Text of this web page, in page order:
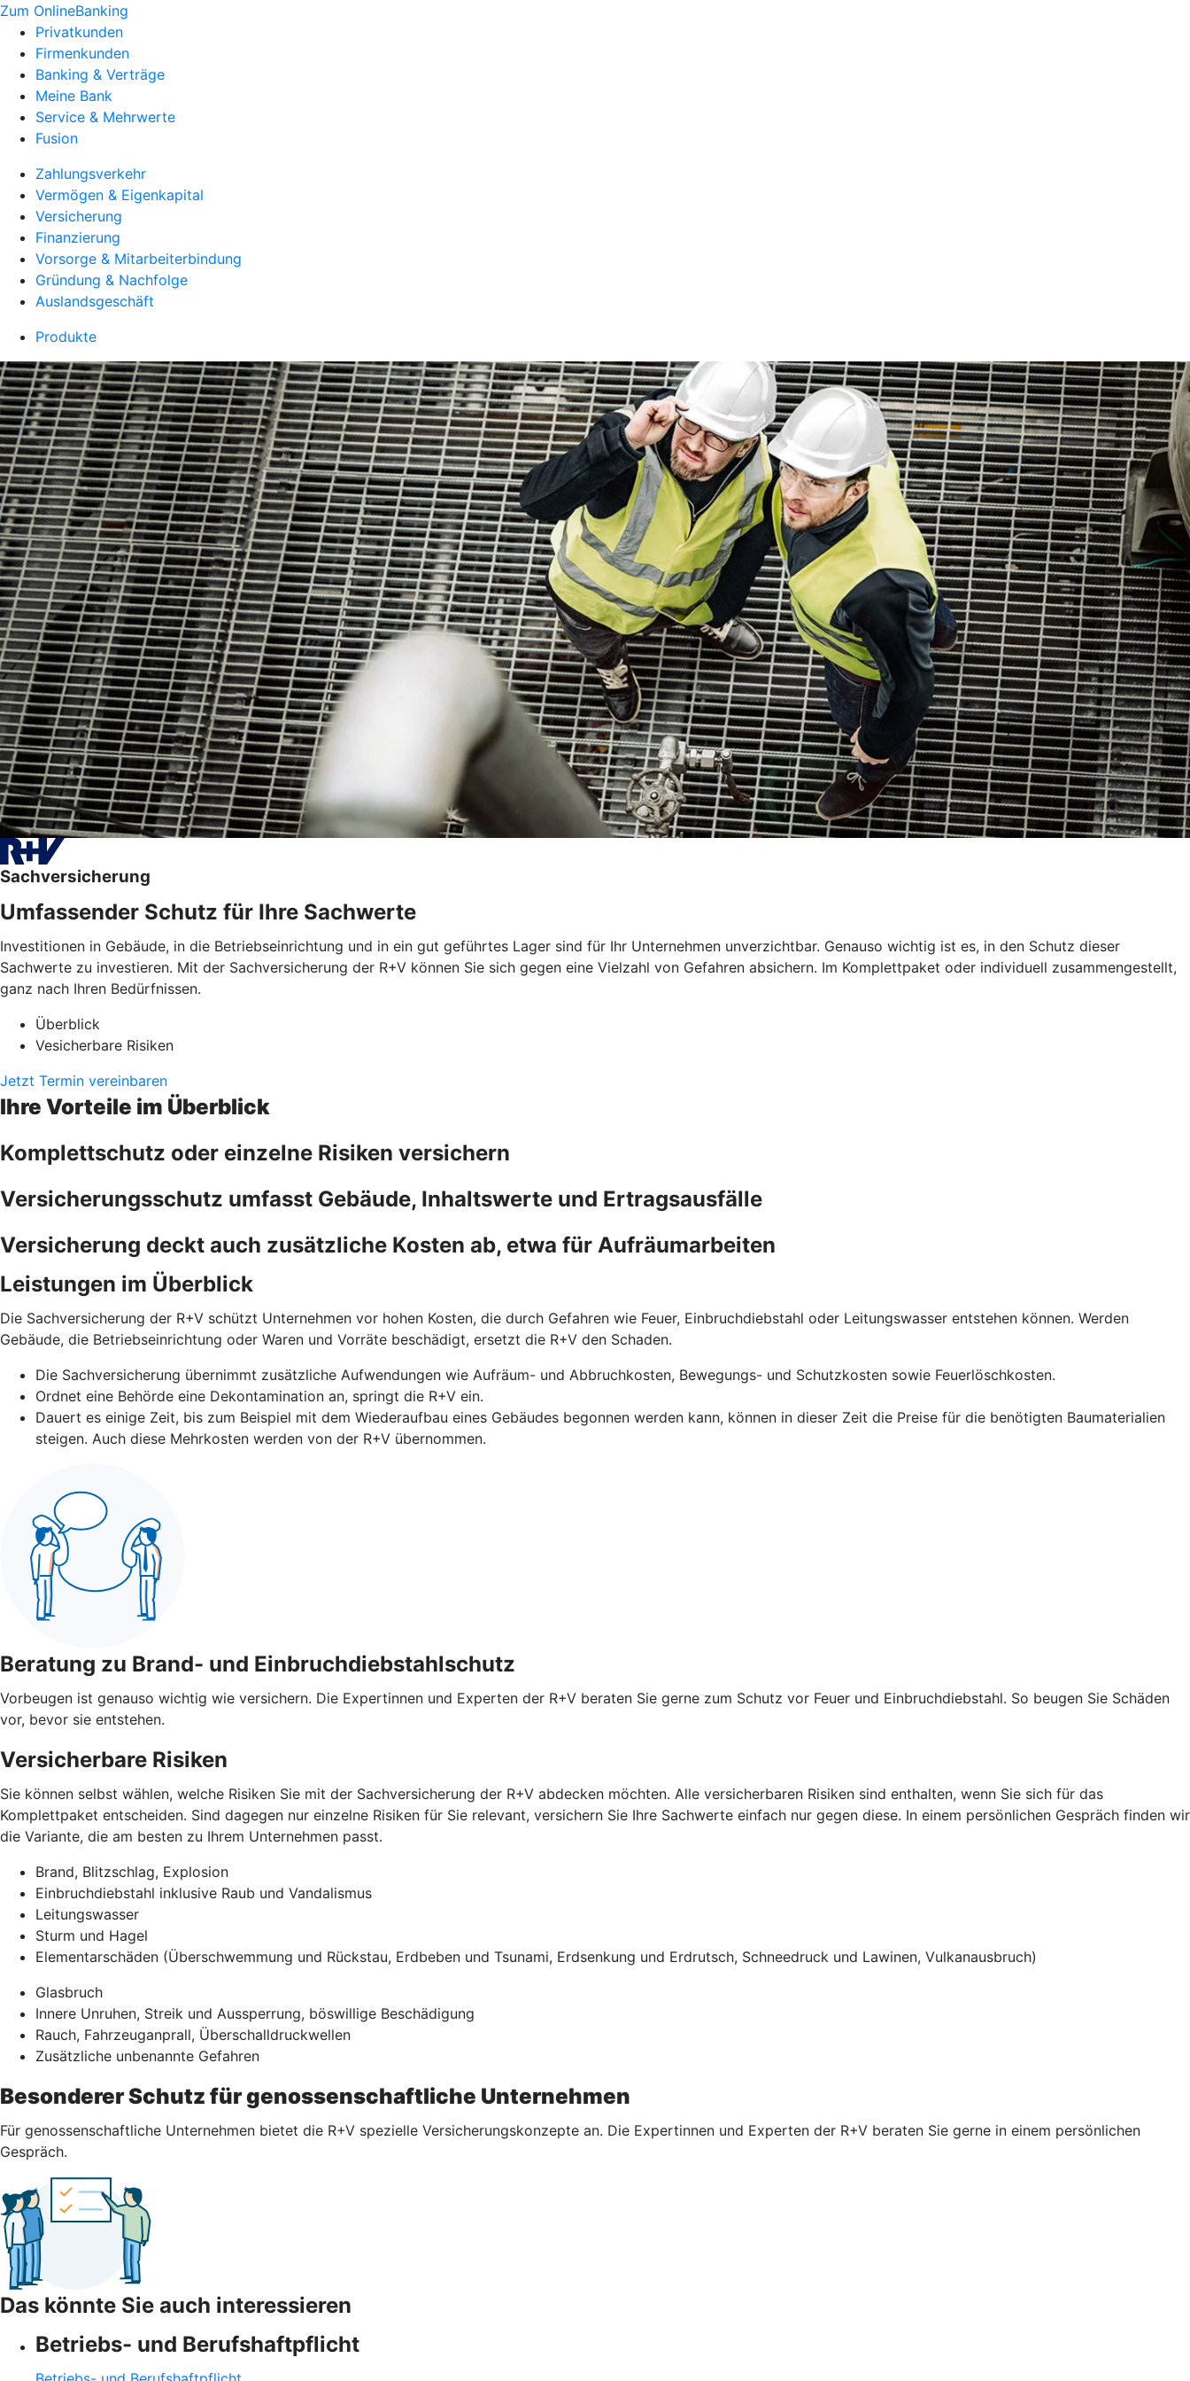
Zum OnlineBanking
Privatkunden
Firmenkunden
Banking & Verträge
Meine Bank
Service & Mehrwerte
Fusion
Zahlungsverkehr
Vermögen & Eigenkapital
Versicherung
Finanzierung
Vorsorge & Mitarbeiterbindung
Gründung & Nachfolge
Auslandsgeschäft
Produkte
Sachversicherung
Umfassender Schutz für Ihre Sachwerte
Investitionen in Gebäude, in die Betriebseinrichtung und in ein gut geführtes Lager sind für Ihr Unternehmen unverzichtbar. Genauso wichtig ist es, in den Schutz dieser
Sachwerte zu investieren. Mit der Sachversicherung der R+V können Sie sich gegen eine Vielzahl von Gefahren absichern. Im Komplettpaket oder individuell zusammengestellt,
ganz nach Ihren Bedürfnissen.
Überblick
Vesicherbare Risiken
Jetzt Termin vereinbaren
Ihre Vorteile im Überblick
Komplettschutz oder einzelne Risiken versichern
Versicherungsschutz umfasst Gebäude, Inhaltswerte und Ertragsausfälle
Versicherung deckt auch zusätzliche Kosten ab, etwa für Aufräumarbeiten
Leistungen im Überblick
Die Sachversicherung der R+V schützt Unternehmen vor hohen Kosten, die durch Gefahren wie Feuer, Einbruchdiebstahl oder Leitungswasser entstehen können. Werden
Gebäude, die Betriebseinrichtung oder Waren und Vorräte beschädigt, ersetzt die R+V den Schaden.
Die Sachversicherung übernimmt zusätzliche Aufwendungen wie Aufräum- und Abbruchkosten, Bewegungs- und Schutzkosten sowie Feuerlöschkosten.
Ordnet eine Behörde eine Dekontamination an, springt die R+V ein.
Dauert es einige Zeit, bis zum Beispiel mit dem Wiederaufbau eines Gebäudes begonnen werden kann, können in dieser Zeit die Preise für die benötigten Baumaterialien
steigen. Auch diese Mehrkosten werden von der R+V übernommen.
Beratung zu Brand- und Einbruchdiebstahlschutz
Vorbeugen ist genauso wichtig wie versichern. Die Expertinnen und Experten der R+V beraten Sie gerne zum Schutz vor Feuer und Einbruchdiebstahl. So beugen Sie Schäden
vor, bevor sie entstehen.
Versicherbare Risiken
Sie können selbst wählen, welche Risiken Sie mit der Sachversicherung der R+V abdecken möchten. Alle versicherbaren Risiken sind enthalten, wenn Sie sich für das
Komplettpaket entscheiden. Sind dagegen nur einzelne Risiken für Sie relevant, versichern Sie Ihre Sachwerte einfach nur gegen diese. In einem persönlichen Gespräch finden wir
die Variante, die am besten zu Ihrem Unternehmen passt.
Brand, Blitzschlag, Explosion
Einbruchdiebstahl inklusive Raub und Vandalismus
Leitungswasser
Sturm und Hagel
Elementarschäden (Überschwemmung und Rückstau, Erdbeben und Tsunami, Erdsenkung und Erdrutsch, Schneedruck und Lawinen, Vulkanausbruch)
Glasbruch
Innere Unruhen, Streik und Aussperrung, böswillige Beschädigung
Rauch, Fahrzeuganprall, Überschalldruckwellen
Zusätzliche unbenannte Gefahren
Besonderer Schutz für genossenschaftliche Unternehmen
Für genossenschaftliche Unternehmen bietet die R+V spezielle Versicherungskonzepte an. Die Expertinnen und Experten der R+V beraten Sie gerne in einem persönlichen
Gespräch.
Das könnte Sie auch interessieren
Betriebs- und Berufshaftpflicht